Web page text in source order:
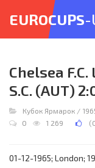
EUROCUPS-
Chelsea
S.C. (AUT)
Кубок Ярмарок /
0
1 269 (
01-12-1965; London;